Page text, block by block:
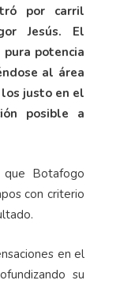
por carril
Jesús. El
potencia
al área
los justo en el
posible a
Botafogo
con criterio
en el
su